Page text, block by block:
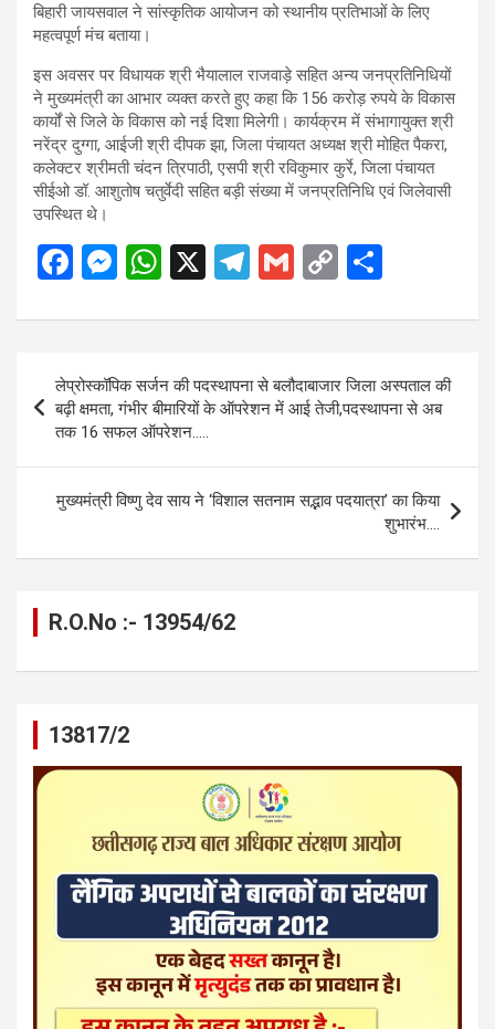
बिहारी जायसवाल ने सांस्कृतिक आयोजन को स्थानीय प्रतिभाओं के लिए
महत्वपूर्ण मंच बताया।
इस अवसर पर विधायक श्री भैयालाल राजवाड़े सहित अन्य जनप्रतिनिधियों
ने मुख्यमंत्री का आभार व्यक्त करते हुए कहा कि 156 करोड़ रुपये के विकास
कार्यों से जिले के विकास को नई दिशा मिलेगी। कार्यक्रम में संभागायुक्त श्री
नरेंद्र दुग्गा, आईजी श्री दीपक झा, जिला पंचायत अध्यक्ष श्री मोहित पैकरा,
कलेक्टर श्रीमती चंदन त्रिपाठी, एसपी श्री रविकुमार कुर्रे, जिला पंचायत
सीईओ डॉ. आशुतोष चतुर्वेदी सहित बड़ी संख्या में जनप्रतिनिधि एवं जिलेवासी
उपस्थित थे।
F
ce
b
o
o
k
M
se
n
g
er
W
at
A
p
p
X
T
e
gr
a
G
ail
C
py
Li
n
ar
Post
navigation
लेप्रोस्कॉपिक सर्जन की पदस्थापना से बलौदाबाजार जिला अस्पताल की
बढ़ी क्षमता, गंभीर बीमारियों के ऑपरेशन में आई तेजी,पदस्थापना से अब
तक 16 सफल ऑपरेशन…..
मुख्यमंत्री विष्णु देव साय ने ‘विशाल सतनाम सद्भाव पदयात्रा’ का किया
शुभारंभ….
R.O.No :- 13954/62
13817/2